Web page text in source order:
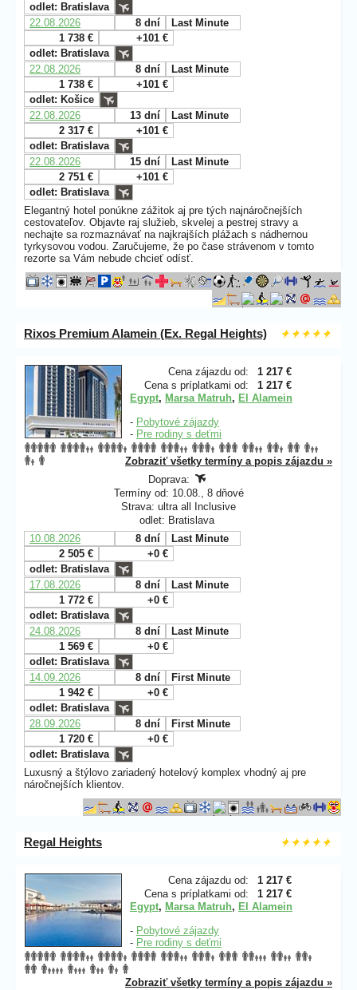
odlet: Bratislava
22.08.2026
8 dní
Last Minute
1 738 €
+101 €
odlet: Bratislava
22.08.2026
8 dní
Last Minute
1 738 €
+101 €
odlet: Košice
22.08.2026
13 dní
Last Minute
2 317 €
+101 €
odlet: Bratislava
22.08.2026
15 dní
Last Minute
2 751 €
+101 €
odlet: Bratislava
Elegantný hotel ponúkne zážitok aj pre tých najnáročnejších
cestovateľov. Objavte raj služieb, skvelej a pestrej stravy a
nechajte sa rozmaznávať na najkrajších plážach s nádhernou
tyrkysovou vodou. Zaručujeme, že po čase strávenom v tomto
rezorte sa Vám nebude chcieť odísť.
Rixos Premium Alamein (Ex. Regal Heights)
Cena zájazdu od:
1 217 €
Cena s príplatkami od:
1 217 €
Egypt, Marsa Matruh, El Alamein
- Pobytové zájazdy
- Pre rodiny s deťmi
Zobraziť všetky termíny a popis zájazdu »
Doprava:
Termíny od: 10.08., 8 dňové
Strava: ultra all Inclusive
odlet: Bratislava
10.08.2026
8 dní
Last Minute
2 505 €
+0 €
odlet: Bratislava
17.08.2026
8 dní
Last Minute
1 772 €
+0 €
odlet: Bratislava
24.08.2026
8 dní
Last Minute
1 569 €
+0 €
odlet: Bratislava
14.09.2026
8 dní
First Minute
1 942 €
+0 €
odlet: Bratislava
28.09.2026
8 dní
First Minute
1 720 €
+0 €
odlet: Bratislava
Luxusný a štýlovo zariadený hotelový komplex vhodný aj pre
náročnejších klientov.
Regal Heights
Cena zájazdu od:
1 217 €
Cena s príplatkami od:
1 217 €
Egypt, Marsa Matruh, El Alamein
- Pobytové zájazdy
- Pre rodiny s deťmi
Zobraziť všetky termíny a popis zájazdu »